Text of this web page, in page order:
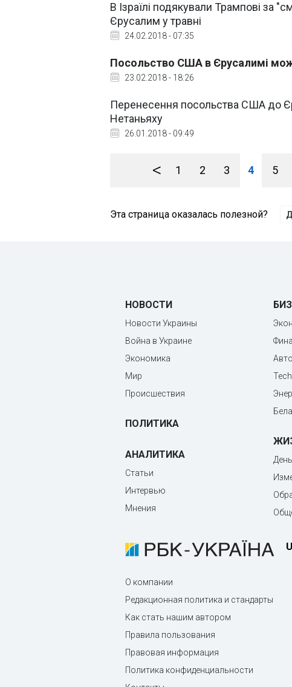
В Ізраїлі подякували Трампові за
Єрусалим у травні
24.02.2018 - 07:35
Посольство США в Єрусалимі
23.02.2018 - 18:26
Перенесення посольства США до
Нетаньяху
26.01.2018 - 09:49
< 1 2 3 4 5
Эта страница оказалась полезной?
НОВОСТИ
Новости Украины
Война в Украине
Экономика
Мир
Происшествия
ПОЛИТИКА
АНАЛИТИКА
Статьи
Интервью
Мнения
Авто
Tech
О компании
Редакционная политика и стандарты
Как стать нашим автором
Правила пользования
Правовая информация
Политика конфиденциальности